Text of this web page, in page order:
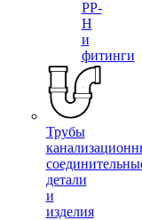
PP-
H
и
фитинги
Трубы
детали
и
изделия